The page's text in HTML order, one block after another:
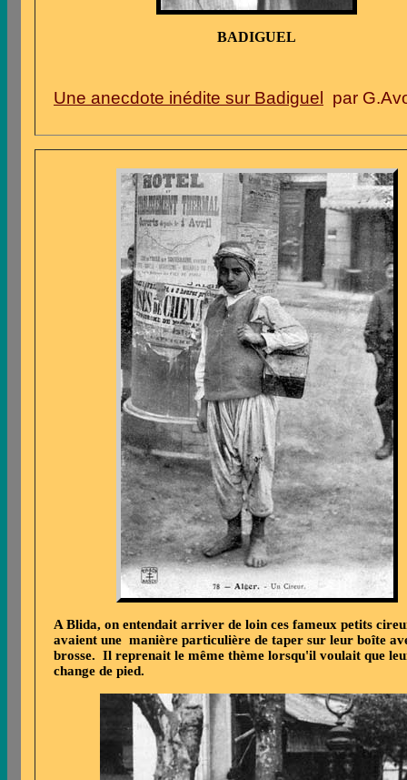
BADIGUEL
Une anecdote inédite sur Badiguel par
A Blida, on entendait arriver de loin ces fameux petits
avaient une manière particulière de taper sur leur boîte
brosse. Il reprenait le même thème lorsqu'il voulait que
change de pied.